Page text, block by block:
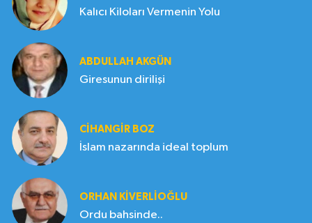
Kalıcı Kiloları Vermenin Yolu
ABDULLAH AKGÜN
Giresunun dirilişi
CIHANGIR BOZ
İslam nazarında ideal toplum
ORHAN KIVERLIOĞLU
Ordu bahsinde..